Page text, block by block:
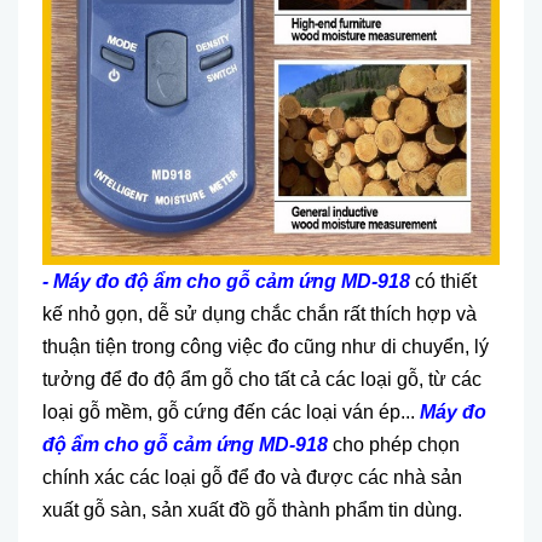
- Máy đo độ ẩm cho gỗ cảm ứng MD-918 có thiết
kế nhỏ gọn, dễ sử dụng chắc chắn rất thích hợp và
thuận tiện trong công việc đo cũng như di chuyển, lý
tưởng để đo độ ẩm gỗ cho tất cả các loại gỗ, từ các
loại gỗ mềm, gỗ cứng đến các loại ván ép... Máy đo
độ ẩm cho gỗ cảm ứng MD-918 cho phép chọn
chính xác các loại gỗ để đo và được các nhà sản
xuất gỗ sàn, sản xuất đồ gỗ thành phẩm tin dùng.